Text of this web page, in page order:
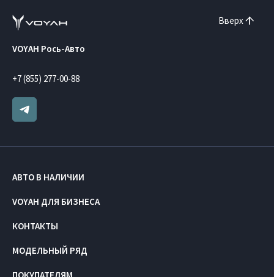
Вверх
VOYAH Рось-Авто
+7 (855) 277-00-88
АВТО В НАЛИЧИИ
VOYAH ДЛЯ БИЗНЕСА
КОНТАКТЫ
МОДЕЛЬНЫЙ РЯД